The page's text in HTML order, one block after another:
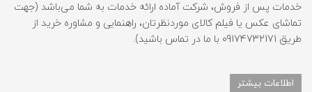
خدمات پس از فروش، شرکت آماده ارائه خدمات به شما می‌باشد (جهت
تماشای عکس یا فیلم کالای موردنظرتان، راهنمایی و مشاوره خرید از
طریق 09174732171 با ما در تماس باشید).
اطلاعات بیشتر